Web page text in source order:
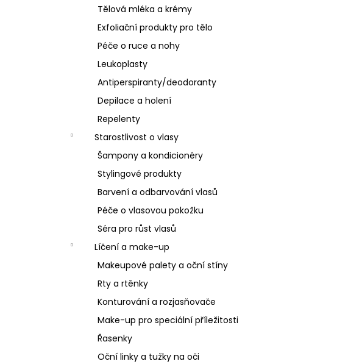
Tělová mléka a krémy
Exfoliační produkty pro tělo
Péče o ruce a nohy
Leukoplasty
Antiperspiranty/deodoranty
Depilace a holení
Repelenty
Starostlivost o vlasy
Šampony a kondicionéry
Stylingové produkty
Barvení a odbarvování vlasů
Péče o vlasovou pokožku
Séra pro růst vlasů
Líčení a make-up
Makeupové palety a oční stíny
Rty a rtěnky
Konturování a rozjasňovače
Make-up pro speciální příležitosti
Řasenky
Oční linky a tužky na oči